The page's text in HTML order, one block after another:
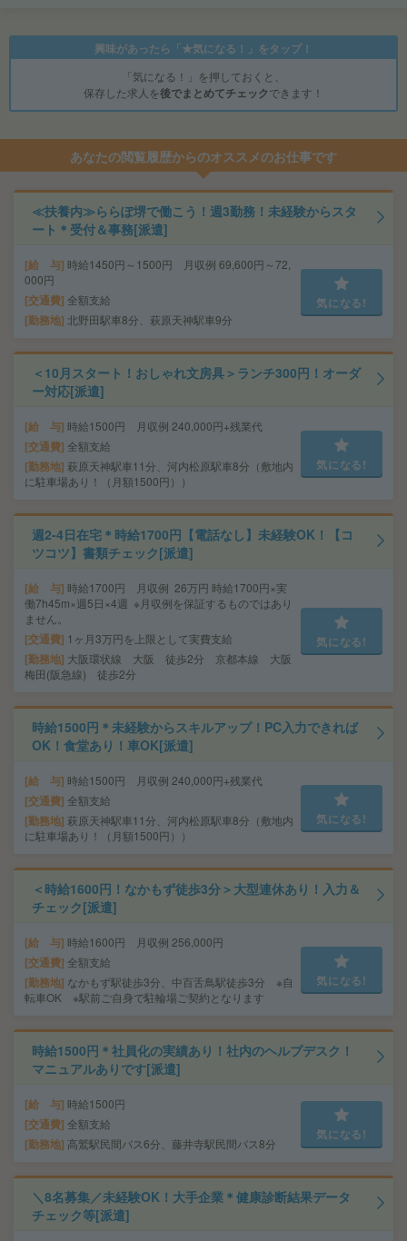
興味があったら「★気になる！」をタップ！
「気になる！」を押しておくと、
保存した求人を後でまとめてチェックできます！
あなたの閲覧履歴からのオススメのお仕事です
≪扶養内≫ららぽ堺で働こう！週3勤務！未経験からスタ
ート＊受付＆事務[派遣]
給 与 時給1450円～1500円 月収例 69,600円～72,
000円
交通費 全額支給
勤務地 北野田駅車8分、萩原天神駅車9分
気になる!
＜10月スタート！おしゃれ文房具＞ランチ300円！オーダ
ー対応[派遣]
給 与 時給1500円 月収例 240,000円+残業代
交通費 全額支給
勤務地 萩原天神駅車11分、河内松原駅車8分（敷地内
に駐車場あり！（月額1500円））
気になる!
週2-4日在宅＊時給1700円【電話なし】未経験OK！【コ
ツコツ】書類チェック[派遣]
給 与 時給1700円 月収例 26万円 時給1700円×実
働7h45m×週5日×4週 ※月収例を保証するものではあり
ません。
交通費 1ヶ月3万円を上限として実費支給
勤務地 大阪環状線 大阪 徒歩2分 京都本線 大阪
梅田(阪急線) 徒歩2分
気になる!
時給1500円＊未経験からスキルアップ！PC入力できれば
OK！食堂あり！車OK[派遣]
給 与 時給1500円 月収例 240,000円+残業代
交通費 全額支給
勤務地 萩原天神駅車11分、河内松原駅車8分（敷地内
に駐車場あり！（月額1500円））
気になる!
＜時給1600円！なかもず徒歩3分＞大型連休あり！入力＆
チェック[派遣]
給 与 時給1600円 月収例 256,000円
交通費 全額支給
勤務地 なかもず駅徒歩3分、中百舌鳥駅徒歩3分 ※自
転車OK ※駅前ご自身で駐輪場ご契約となります
気になる!
時給1500円＊社員化の実績あり！社内のヘルプデスク！
マニュアルありです[派遣]
給 与 時給1500円
交通費 全額支給
勤務地 高鷲駅民間バス6分、藤井寺駅民間バス8分
気になる!
＼8名募集／未経験OK！大手企業＊健康診断結果データ
チェック等[派遣]